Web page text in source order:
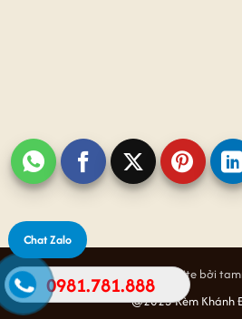
Thiết kế website bởi
@2025 Rèm Khánh
Chat Zalo
0981.781.888